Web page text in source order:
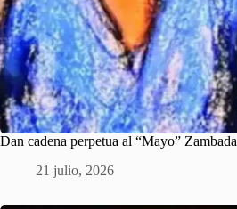
Dan cadena perpetua al “Mayo” Zambada
21 julio, 2026